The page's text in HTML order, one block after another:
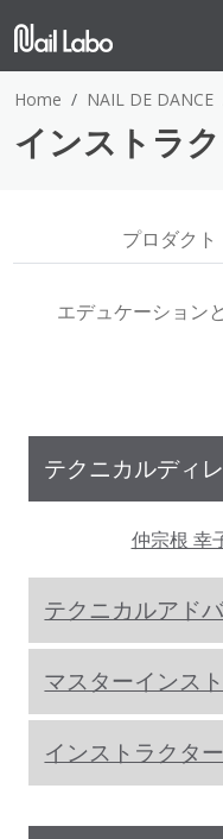
Home NAIL DE DANCE
インストラ
プロダクト
エデュケーション
テクニカルディ
仲宗根 幸
テクニカルアド
マスターインス
インストラクター